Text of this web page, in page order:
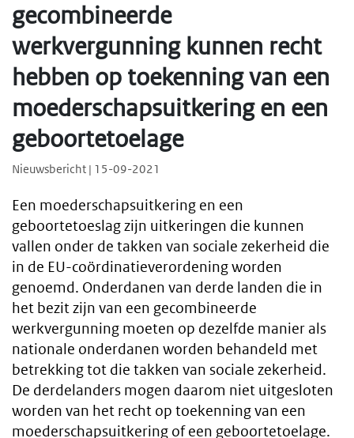
gecombineerde
werkvergunning kunnen recht
hebben op toekenning van een
moederschapsuitkering en een
geboortetoelage
Nieuwsbericht | 15-09-2021
Een moederschapsuitkering en een
geboortetoeslag zijn uitkeringen die kunnen
vallen onder de takken van sociale zekerheid die
in de EU-coördinatieverordening worden
genoemd. Onderdanen van derde landen die in
het bezit zijn van een gecombineerde
werkvergunning moeten op dezelfde manier als
nationale onderdanen worden behandeld met
betrekking tot die takken van sociale zekerheid.
De derdelanders mogen daarom niet uitgesloten
worden van het recht op toekenning van een
moederschapsuitkering of een geboortetoelage.